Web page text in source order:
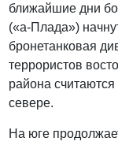
ближайшие дни
(«а-Плада»)
бронетанковая
террористов
района
севере.
На юге